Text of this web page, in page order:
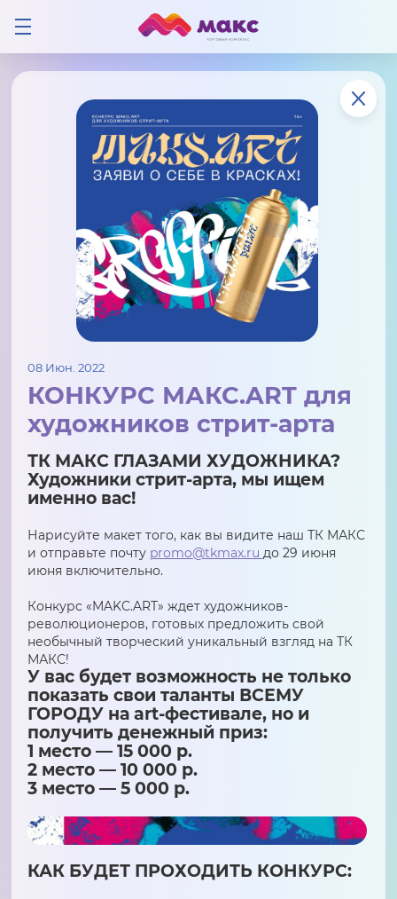
08 Июн. 2022
КОНКУРС МАКС.ART для
художников стрит-арта
ТК МАКС ГЛАЗАМИ ХУДОЖНИКА?
Художники стрит-арта, мы ищем
именно вас!
Нарисуйте макет того, как вы видите наш ТК МАКС
и отправьте почту promo@tkmax.ru до 29 июня
июня включительно.
Конкурс «MAKC.ART» ждет художников-
революционеров, готовых предложить cвой
необычный творческий уникальный взгляд на ТК
МАКС!
У вас будет возможность не только
показать свои таланты ВСЕМУ
ГОРОДУ на art-фестивале, но и
получить денежный приз:
1 место — 15 000 р.
2 место — 10 000 р.
3 место — 5 000 р.
КАК БУДЕТ ПРОХОДИТЬ КОНКУРС: